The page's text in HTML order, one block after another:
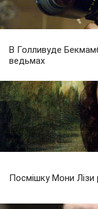
В Голливуде
ведьмах
Посмішку Мони Лізи